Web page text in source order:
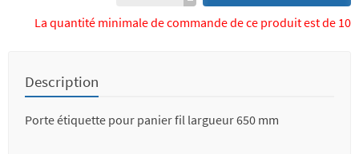
La quantité minimale de commande de ce produit est de 10
Description
Porte étiquette pour panier fil largueur 650 mm